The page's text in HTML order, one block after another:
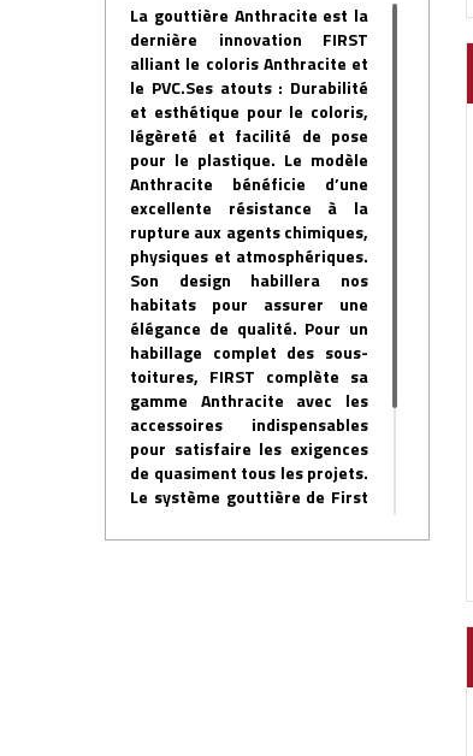
La gouttière Anthracite est la
dernière innovation FIRST
alliant le coloris Anthracite et
le PVC.Ses atouts : Durabilité
et esthétique pour le coloris,
légèreté et facilité de pose
pour le plastique. Le modèle
Anthracite bénéficie d’une
excellente résistance à la
rupture aux agents chimiques,
physiques et atmosphériques.
Son design habillera nos
habitats pour assurer une
élégance de qualité. Pour un
habillage complet des sous-
toitures, FIRST complète sa
gamme Anthracite avec les
accessoires indispensables
pour satisfaire les exigences
de quasiment tous les projets.
Le système gouttière de First
à installer. L’assemblage des